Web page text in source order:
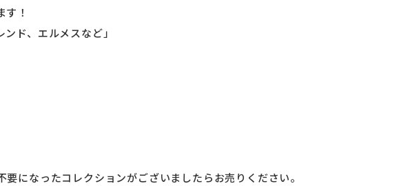
！
ド、エルメスなど」
になったコレクションがございましたらお売りください。